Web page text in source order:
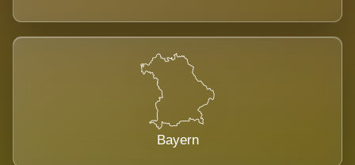
Bayern